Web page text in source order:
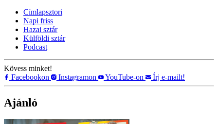
Címlapsztori
Napi friss
Hazai sztár
Külföldi sztár
Podcast
Kövess minket!
Facebookon
Instagramon YouTube-on Írj e-mailt!
Ajánló